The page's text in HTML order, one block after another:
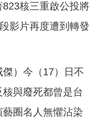
核三重啟公投將
影片再度遭到轉發
）今（17）日不
與廢死都曾是台
圈名人無懼沾染